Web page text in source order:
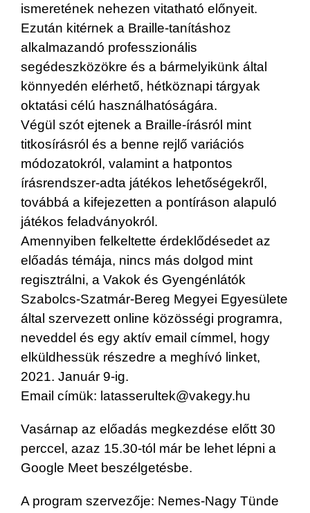
ismeretének nehezen vitatható előnyeit.
Ezután kitérnek a Braille-tanításhoz
alkalmazandó professzionális
segédeszközökre és a bármelyikünk által
könnyedén elérhető, hétköznapi tárgyak
oktatási célú használhatóságára.
Végül szót ejtenek a Braille-írásról mint
titkosírásról és a benne rejlő variációs
módozatokról, valamint a hatpontos
írásrendszer-adta játékos lehetőségekről,
továbbá a kifejezetten a pontíráson alapuló
játékos feladványokról.
Amennyiben felkeltette érdeklődésedet az
előadás témája, nincs más dolgod mint
regisztrálni, a Vakok és Gyengénlátók
Szabolcs-Szatmár-Bereg Megyei Egyesülete
által szervezett online közösségi programra,
neveddel és egy aktív email címmel, hogy
elküldhessük részedre a meghívó linket,
2021. Január 9-ig.
Email címük: latasserultek@vakegy.hu
Vasárnap az előadás megkezdése előtt 30
perccel, azaz 15.30-tól már be lehet lépni a
Google Meet beszélgetésbe.
A program szervezője: Nemes-Nagy Tünde